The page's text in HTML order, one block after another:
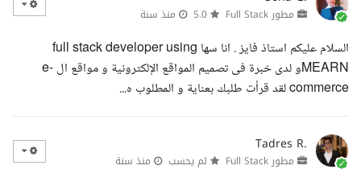
مطور Full Stack منذ سنة
السلام عليكم استاذ فايز . انا سها full stack developer using
MEARNو لدى خبرة فى تصميم المواقع الإلكترونية و مواقع ال e-
commerce لقد قرأت طلبك بعناية و المطلوب ه...
Tadres R.
مطور Full Stack لم يحسب منذ سنة